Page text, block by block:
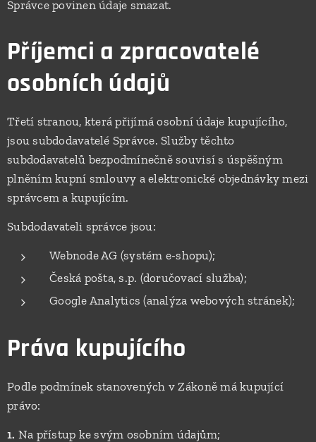
Správce povinen údaje smazat.
Příjemci a zpracovatelé
osobních údajů
Třetí stranou, která přijímá osobní údaje kupujícího,
jsou subdodavatelé Správce. Služby těchto
subdodavatelů bezpodmínečně souvisí s úspěšným
plněním kupní smlouvy a elektronické objednávky mezi
správcem a kupujícím.
Subdodavateli správce jsou:
Webnode AG (systém e-shopu);
Česká pošta, s.p. (doručovací služba);
Google Analytics (analýza webových stránek);
Práva kupujícího
Podle podmínek stanovených v Zákoně má kupující
právo:
1. Na přístup ke svým osobním údajům;